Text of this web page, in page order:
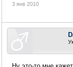
3 янв 2010